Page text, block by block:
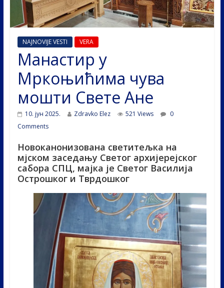
NAJNOVIJE VESTI VERA
Манастир у
Мркоњићима чува
мошти Свете Ане
10. јун 2025. Zdravko Elez 521 Views
0
Comments
Новоканонизована светитељка на
мјском заседању Светог архијерејског
сабора СПЦ, мајка је Светог Василија
Острошког и Тврдошког